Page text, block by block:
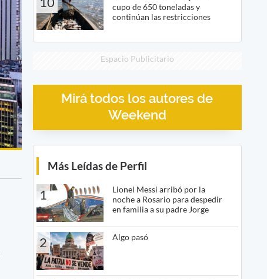
cupo de 650 toneladas y
continúan las restricciones
Espacio Publicitario
Mirá todos los autores de
Weekend
Más Leídas de Perfil
1
Lionel Messi arribó por la
noche a Rosario para despedir
en familia a su padre Jorge
2 Algo pasó